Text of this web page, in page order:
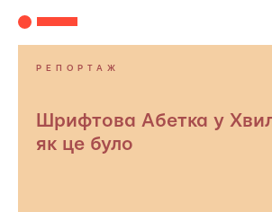
РЕПОРТАЖ
Шрифтова Абетка у
як це було